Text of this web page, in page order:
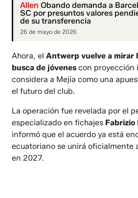
Allen Obando demanda a
SC por presuntos valores
de su transferencia
26 de mayo de 2026
Ahora, elAntwerp vuelve a mirar
busca de jóvenes con proyección
considera a Mejía como una
el futuro del club.
La operación fue revelada por el
especializado en fichajes Fabrizio
informó que el acuerdo ya está
ecuatoriano se unirá oficialmente
en 2027.